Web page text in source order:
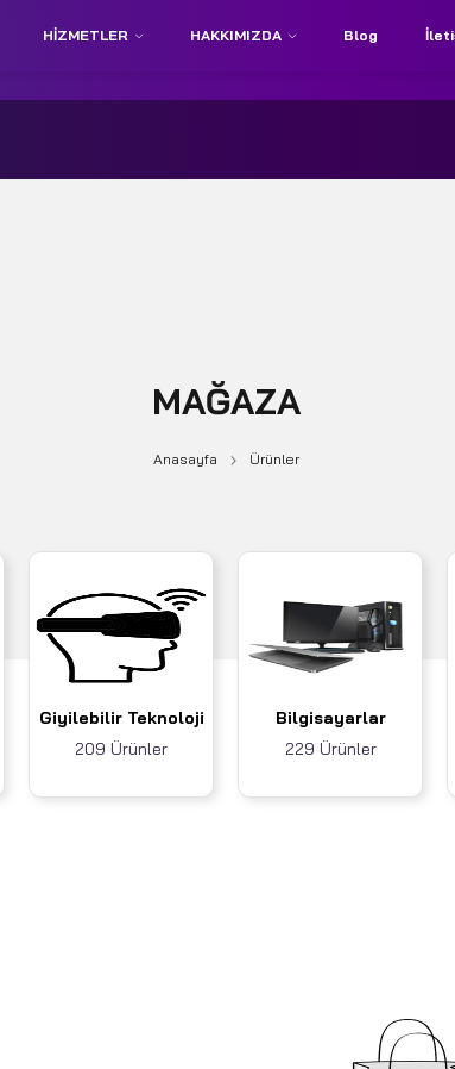
HIZMETLER HAKKIMIZDA Blog
MAĞAZA
Anasayfa Ürünler
Giyilebilir Teknoloji
209 Ürünler
Bilgisayarlar
229 Ürünler